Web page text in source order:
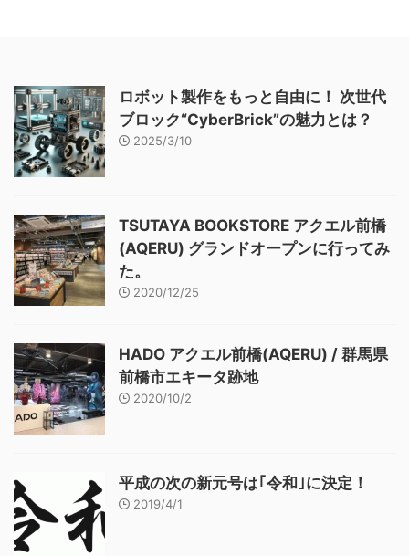
ロボット製作をもっと自由に！ 次世代
ブロック“CyberBrick”の魅力とは？
2025/3/10
TSUTAYA BOOKSTORE アクエル前橋
(AQERU) グランドオープンに行ってみ
た。
2020/12/25
HADO アクエル前橋(AQERU) / 群馬県
前橋市エキータ跡地
2020/10/2
平成の次の新元号は｢令和｣に決定！
2019/4/1